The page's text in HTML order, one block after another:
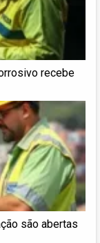
recebe
são abertas